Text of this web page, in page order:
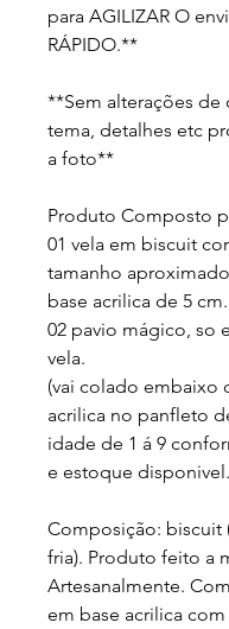
para AGILIZAR O
RÁPIDO.**
**Sem alterações de
tema, detalhes etc
a foto**
Produto Composto
01 vela em biscuit
tamanho
base acrilica de 5 cm.
02 pavio mágico, so
vela.
(vai colado embaixo
acrilica no panfleto
idade de 1 á 9
e estoque disponivel.
Composição: biscuit
fria). Produto feito a
Artesanalmente.
em base acrilica